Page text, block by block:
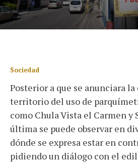
Sociedad
Posterior a que se anunciara
territorio del uso de
como Chula Vista el Carmen y
última se puede observar en
dónde se expresa estar en
pidiendo un diálogo con el